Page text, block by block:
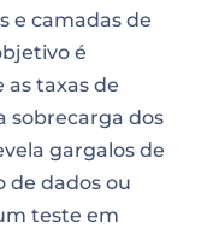
e camadas de
é
as taxas de
sobrecarga dos
gargalos de
de dados ou
teste em